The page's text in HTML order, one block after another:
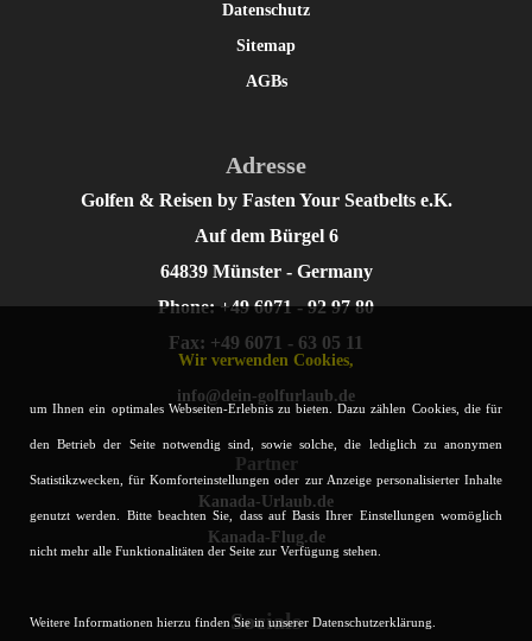
Datenschutz
Sitemap
AGBs
Adresse
Golfen & Reisen by Fasten Your Seatbelts e.K.
Auf dem Bürgel 6
64839 Münster - Germany
Phone: +49 6071 - 92 97 80
Fax: +49 6071 - 63 05 11
info@dein-golfurlaub.de
Partner
Kanada-Urlaub.de
Kanada-Flug.de
Socials
Wir verwenden Cookies,
um Ihnen ein optimales Webseiten-Erlebnis zu bieten. Dazu zählen Cookies, die für
den Betrieb der Seite notwendig sind, sowie solche, die lediglich zu anonymen
Statistikzwecken, für Komforteinstellungen oder zur Anzeige personalisierter Inhalte
genutzt werden. Bitte beachten Sie, dass auf Basis Ihrer Einstellungen womöglich
nicht mehr alle Funktionalitäten der Seite zur Verfügung stehen.
Weitere Informationen hierzu finden Sie in unserer Datenschutzerklärung.